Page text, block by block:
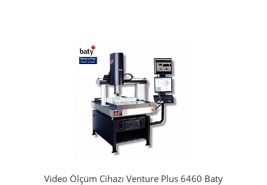
Video Ölçüm Cihazı Venture Plus 6460 Baty